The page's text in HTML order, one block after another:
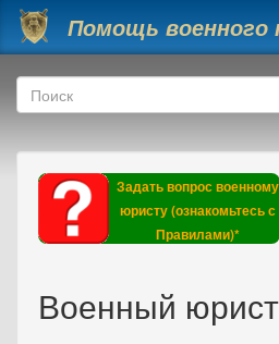
Перейти к основному содержанию
Помощь военного
Форма поиска
Поиск
Задать вопрос военному
юристу (ознакомьтесь с
Правилами)*
Военный юрист